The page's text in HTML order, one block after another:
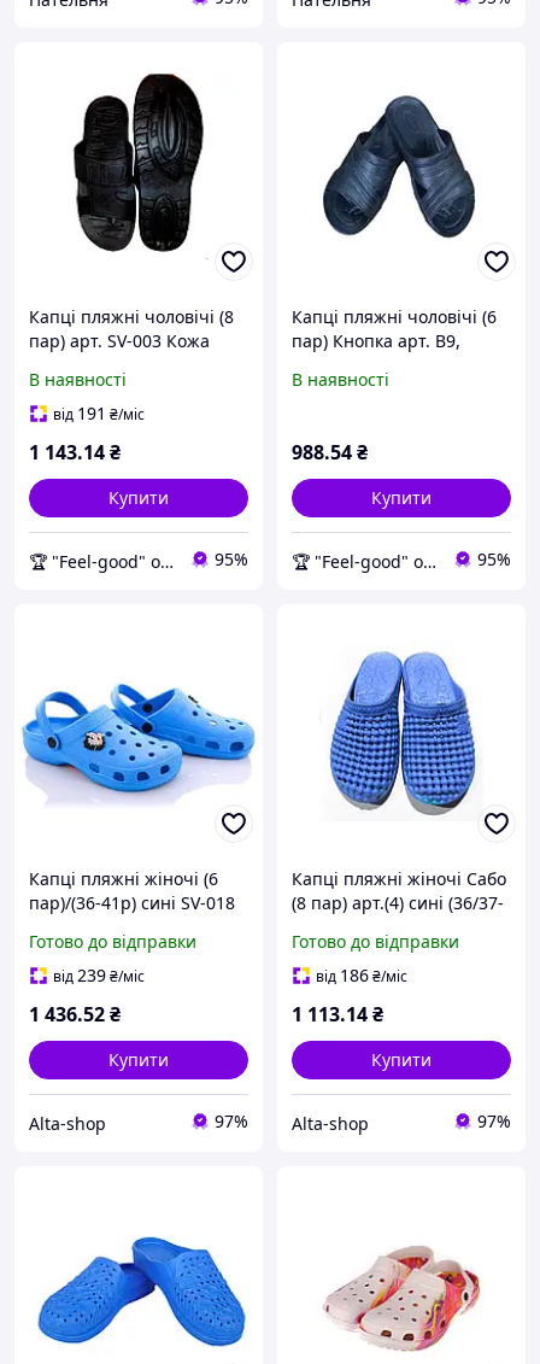
Капці пляжні чоловічі (8
пар) арт. SV-003 Кожа
FG
В наявності
від 191 ₴/міс
1 143.14₴
Купити
🏆 "Feel-good" онлайн-магазин 95%
Капці пляжні чоловічі (6
пар) Кнопка арт. B9,
FG FG
В наявності
988.54₴
Купити
🏆 "Feel-good" онлайн-магазин 95%
Капці пляжні жіночі (6
пар)/(36-41р) сині SV-018
Готово до відправки
від239₴/міс
1 436.52₴
Купити
Alta-shop 97%
Капці пляжні жіночі Сабо
(8 пар) арт.(4) сині (36/37-
Готово до відправки
від 186₴/міс
1 113.14₴
Купити
Alta-shop 97%